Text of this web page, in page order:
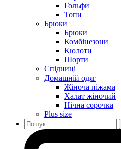
Гольфи
Топи
Брюки
Брюки
Комбінезони
Кюлоти
Шорти
Спідниці
Домашній одяг
Жіноча піжама
Халат жіночий
Нічна сорочка
Plus size